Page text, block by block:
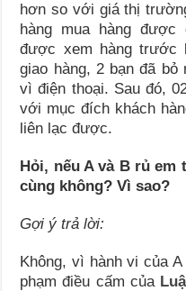
hơn so với giá thị
hàng mua hàng được
được xem hàng trước
giao hàng, 2 bạn đã
vì điện thoại. Sau đó,
với mục đích khách
liên lạc được.
Hỏi, nếu A và B rủ em
cùng không? Vì sao?
Gợi ý trả lời:
Không, vì hành vi của
phạm điều cấm của